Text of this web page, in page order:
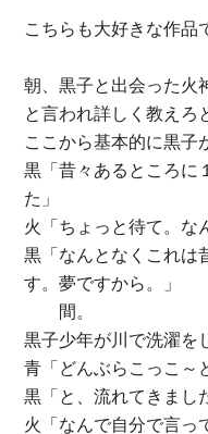
こちらも大好きな作品
朝、黒子と出会った火
と言われ詳しく教えろ
ここから基本的に黒子
黒「昔々あるところに
た」
火「ちょっと待て。な
黒「なんとなくこれは
す。夢ですから。」
間。
黒子少年が川で洗濯を
青「どんぶらこっこ～
黒「と、流れてきまし
火「なんで自分で言っ